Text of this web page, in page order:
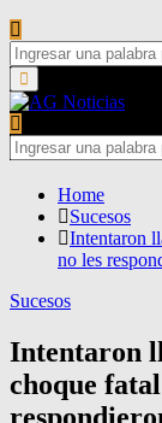
Search
for:Primary
Menu
Search
for:
Home
Sucesos
Intentaron
no les
Sucesos
Intentaron
choque